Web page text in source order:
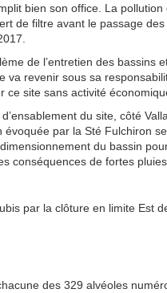
bien son office. La
de filtre avant le passage
de l’entretien des bassins
va revenir sous sa
site sans activité
du site, côté
évoquée par la Sté Fulchiron
du bassin
conséquences de fortes
par la clôture en limite Est
des 329 alvéoles